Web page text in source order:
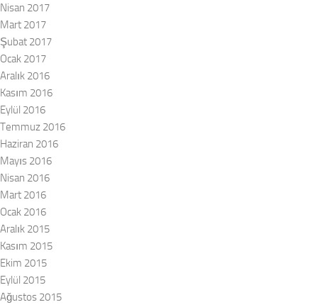
Nisan 2017
Mart 2017
Şubat 2017
Ocak 2017
Aralık 2016
Kasım 2016
Eylül 2016
Temmuz 2016
Haziran 2016
Mayıs 2016
Nisan 2016
Mart 2016
Ocak 2016
Aralık 2015
Kasım 2015
Ekim 2015
Eylül 2015
Ağustos 2015